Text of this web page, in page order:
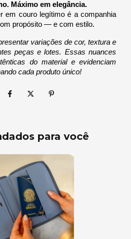
Máximo em elegância.
em couro legítimo é a companhia
propósito — e com estilo.
variações de cor, textura e
peças e lotes. Essas nuances
do material e evidenciam
cada produto único!
para você